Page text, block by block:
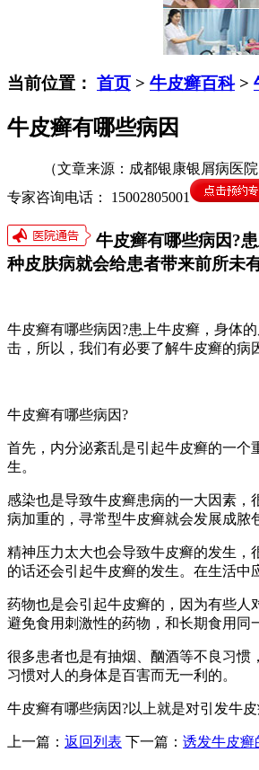
当前位置： 首页 > 牛皮癣百科>
牛皮癣有哪些病因
（文章来源：成都银康银屑病医院
专家咨询电话： 15002805001
牛皮癣有哪些病因?
种皮肤病就会给患者带来前所未
牛皮癣有哪些病因?患上牛皮癣，身体
击，所以，我们有必要了解牛皮癣的病
牛皮癣有哪些病因?
首先，内分泌紊乱是引起牛皮癣的一
生。
感染也是导致牛皮癣患病的一大因素
病加重的，寻常型牛皮癣就会发展成脓
精神压力太大也会导致牛皮癣的发生，
的话还会引起牛皮癣的发生。在生活中
药物也是会引起牛皮癣的，因为有些
避免食用刺激性的药物，和长期食用同
很多患者也是有抽烟、酗酒等不良习惯
习惯对人的身体是百害而无一利的。
牛皮癣有哪些病因?以上就是对引发牛
上一篇： 返回列表 下一篇： 诱发牛皮癣